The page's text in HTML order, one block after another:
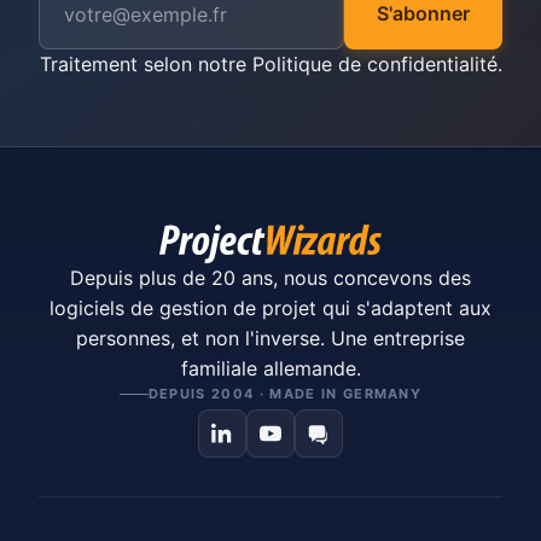
S'abonner
Traitement selon notre Politique de confidentialité.
Depuis plus de 20 ans, nous concevons des
logiciels de gestion de projet qui s'adaptent aux
personnes, et non l'inverse. Une entreprise
familiale allemande.
DEPUIS 2004 · MADE IN GERMANY